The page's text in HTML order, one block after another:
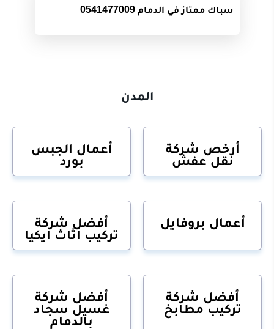
سباك ممتاز في الدمام 0541477009
المدن
أرخص شركة
نقل عفش
أعمال الجبس
بورد
أعمال بروفايل
أفضل شركة
تركيب اثاث ايكيا
أفضل شركة
تركيب مطابخ
أفضل شركة
غسيل سجاد
بالدمام